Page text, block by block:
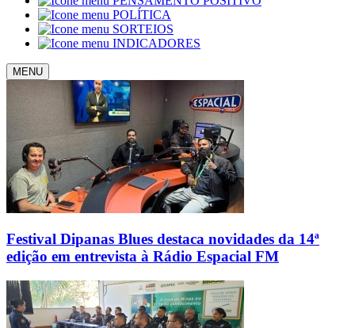
POLÍTICA
SORTEIOS
INDICADORES
MENU
Festival Dipanas Blues destaca novidades da 14ª
edição em entrevista à Rádio Espacial FM